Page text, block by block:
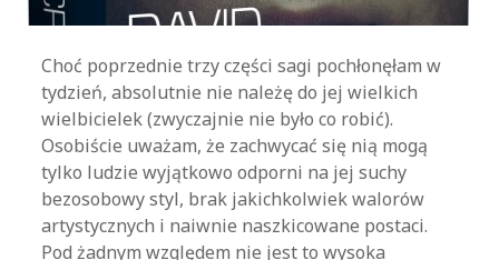
Choć poprzednie trzy części sagi pochłonęłam w
tydzień, absolutnie nie należę do jej wielkich
wielbicielek (zwyczajnie nie było co robić).
Osobiście uważam, że zachwycać się nią mogą
tylko ludzie wyjątkowo odporni na jej suchy
bezosobowy styl, brak jakichkolwiek walorów
artystycznych i naiwnie naszkicowane postaci.
Pod żadnym względem nie jest to wysoka